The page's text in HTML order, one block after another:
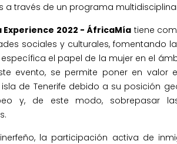
a través de un programa
Experience 2022 - ÁfricaMía tiene
sociales y culturales, fomentando
el papel de la mujer en el
evento, se permite poner en valor
de Tenerife debido a su posición
y, de este modo, sobrepasar
la participación activa de